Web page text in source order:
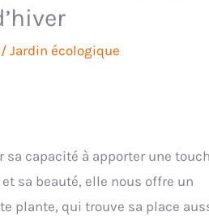
/ Jardin écologique
sa capacité à apporter une
sa beauté, elle nous offre un
plante, qui trouve sa place